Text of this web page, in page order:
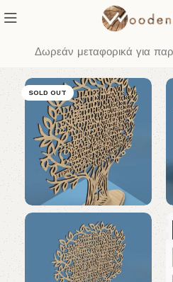
Δωρεάν μεταφορικά για
SOLD OUT